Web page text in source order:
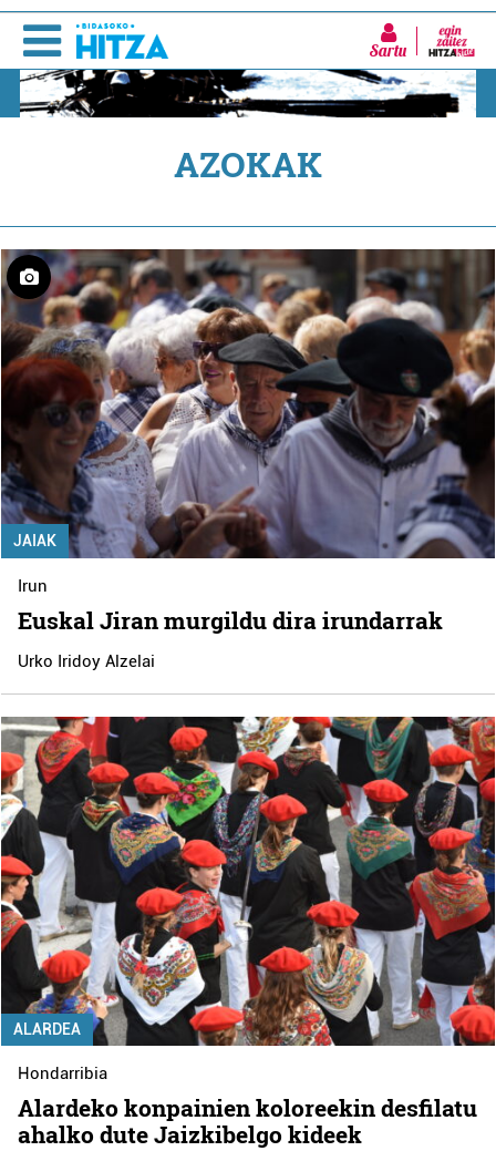
Sartu
AZOKAK
JAIAK
Irun
Euskal Jiran murgildu dira irundarrak
Urko Iridoy Alzelai
ALARDEA
Hondarribia
Alardeko konpainien koloreekin desfilatu
ahalko dute Jaizkibelgo kideek